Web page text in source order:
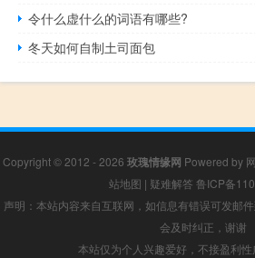
令什么虚什么的词语有哪些?
冬天如何自制土司面包
Copyright © 2012 - 2026 玫瑰情缘网 Powered by
站地图 | 疑难解答 鲁ICP备
声明：本站内容来自互联网，如信息有错误可发邮
会及时纠正，谢谢
本站仅为个人兴趣爱好，不接盈利